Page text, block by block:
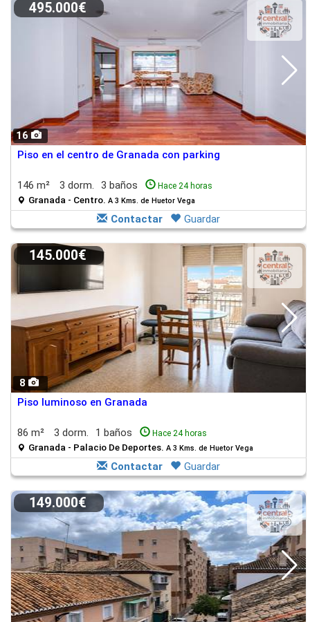
16
495.000€
Piso en el centro de Granada con parking
146 m² 3 dorm. 3 baños Hace 24 horas
Granada - Centro. A 3 Kms. de Huetor Vega
Contactar Guardar
8
145.000€
Piso luminoso en Granada
86 m² 3 dorm. 1 baños Hace 24 horas
Granada - Palacio De Deportes. A 3 Kms. de Huetor Vega
Contactar Guardar
149.000€